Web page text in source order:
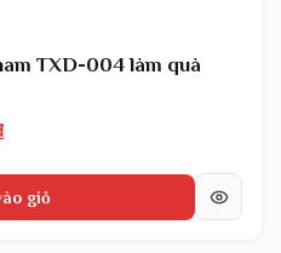
TXD-004 làm quà
Giá
hiện
tạigiỏ